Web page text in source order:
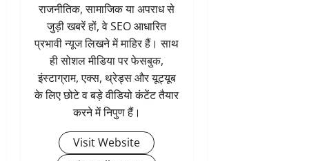
राजनीतिक, सामाजिक या अपराध से
जुड़ी खबरें हों, वे SEO आधारित
प्रभावी न्यूज लिखने में माहिर हैं। साथ
ही सोशल मीडिया पर फेसबुक,
इंस्टाग्राम, एक्स, थ्रेड्स और यूट्यूब
के लिए छोटे व बड़े वीडियो कंटेंट तैयार
करने में निपुण हैं।
Visit Website